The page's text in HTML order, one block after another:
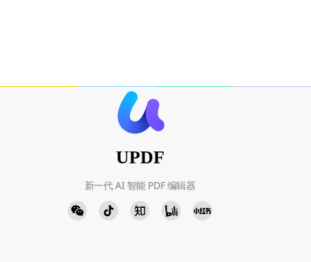
UPDF
新一代 AI 智能 PDF 编辑器